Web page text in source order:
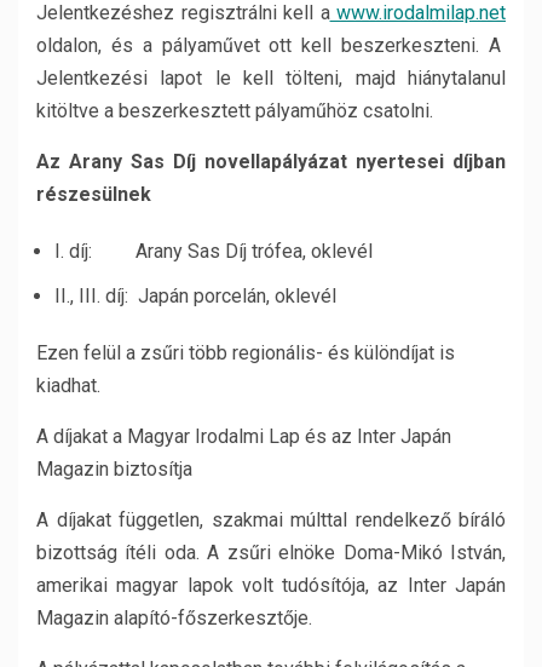
Jelentkezéshez regisztrálni kell awww.irodalmilap.net
oldalon, és a pályaművet ott kell beszerkeszteni. A
Jelentkezési lapot le kell tölteni, majd hiánytalanul
kitöltve a beszerkesztett pályaműhöz csatolni.
Az Arany Sas Díj novellapályázat nyertesei díjban
részesülnek
I. díj: Arany Sas Díj trófea, oklevél
II., III. díj: Japán porcelán, oklevél
Ezen felül a zsűri több regionális- és különdíjat is
kiadhat.
A díjakat a Magyar Irodalmi Lap és az Inter Japán
Magazin biztosítja
A díjakat független, szakmai múlttal rendelkező bíráló
bizottság ítéli oda. A zsűri elnöke Doma-Mikó István,
amerikai magyar lapok volt tudósítója, az Inter Japán
Magazin alapító-főszerkesztője.